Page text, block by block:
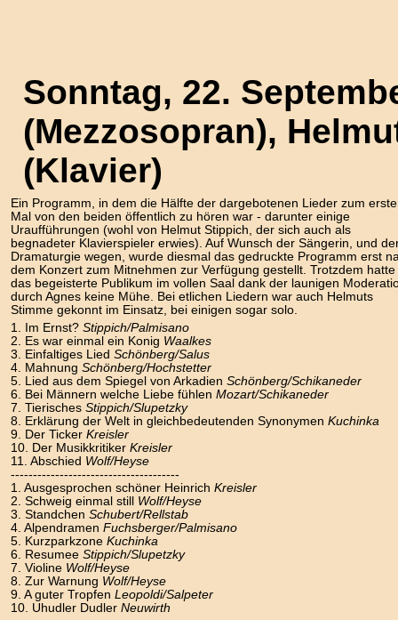
Sonntag, 22.
(Mezzosopran),
(Klavier)
Ein Programm, in dem die Hälfte der dargebotenen Lieder zum
Mal von den beiden öffentlich zu hören war - darunter einige
Uraufführungen (wohl von Helmut Stippich, der sich auch als
begnadeter Klavierspieler erwies). Auf Wunsch der Sängerin, und
Dramaturgie wegen, wurde diesmal das gedruckte Programm erst
dem Konzert zum Mitnehmen zur Verfügung gestellt. Trotzdem hatte
das begeisterte Publikum im vollen Saal dank der launigen
durch Agnes keine Mühe. Bei etlichen Liedern war auch Helmuts
Stimme gekonnt im Einsatz, bei einigen sogar solo.
1. Im Ernst? Stippich/Palmisano
2. Es war einmal ein Konig Waalkes
3. Einfaltiges Lied Schönberg/Salus
4. Mahnung Schönberg/Hochstetter
5. Lied aus dem Spiegel von Arkadien Schönberg/Schikaneder
6. Bei Männern welche Liebe fühlen Mozart/Schikaneder
7. Tierisches Stippich/Slupetzky
8. Erklärung der Welt in gleichbedeutenden Synonymen Kuchinka
9. Der Ticker Kreisler
10. Der Musikkritiker Kreisler
11. Abschied Wolf/Heyse
--------------------------------------
1. Ausgesprochen schöner Heinrich Kreisler
2. Schweig einmal still Wolf/Heyse
3. Standchen Schubert/Rellstab
4. Alpendramen Fuchsberger/Palmisano
5. Kurzparkzone Kuchinka
6. Resumee Stippich/Slupetzky
7. Violine Wolf/Heyse
8. Zur Warnung Wolf/Heyse
9. A guter Tropfen Leopoldi/Salpeter
10. Uhudler Dudler Neuwirth